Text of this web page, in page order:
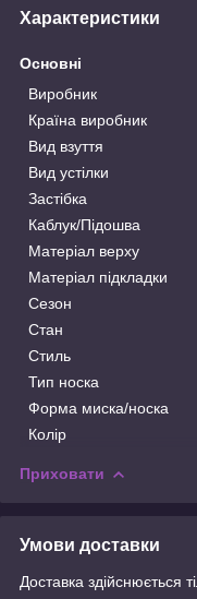
Характеристики
Основні
Виробник
Країна виробник
Вид взуття
Вид устілки
Застібка
Каблук/Підошва
Матеріал верху
Матеріал підкладки
Сезон
Стан
Стиль
Тип носка
Форма миска/носка
Колір
Приховати
Умови доставки
Доставка здійснюється